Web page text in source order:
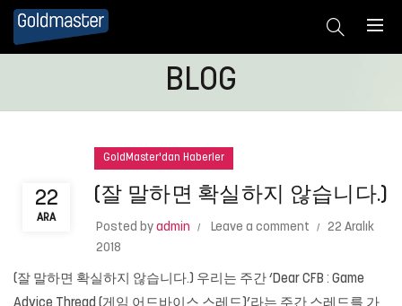
BLOG
22
ARA
GoldMaster'dan Haberler
(잘 말하면 확실하지 않습니다.)
Posted by admin Leave a comment
22 Aralık
2018
(잘 말하면 확실하지 않습니다.) 우리는 주간 ‘Dear CFB : Game